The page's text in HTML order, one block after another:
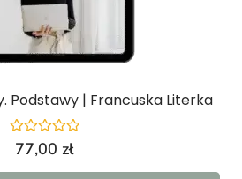
Podstawy | Francuska Literka
Oceniono
77,00 zł